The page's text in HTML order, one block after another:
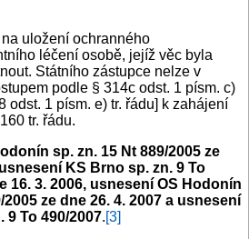
uložení ochranného
léčení osobě, jejíž věc byla
Státního zástupce nelze v
podle § 314c odst. 1 písm. c)
odst. 1 písm. e) tr. řádu] k zahájení
tr. řádu.
sp. zn. 15 Nt 889/2005 ze
KS Brno sp. zn. 9 To
16. 3. 2006, usnesení OS Hodonín
2005 ze dne 26. 4. 2007 a usnesení
9 To 490/2007.[3]